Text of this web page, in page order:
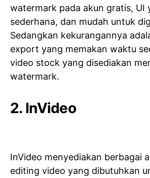
watermark pada akun gratis, UI
sederhana, dan mudah untuk
Sedangkan kekurangannya
export yang memakan waktu
video stock yang disediakan
watermark.
2. InVideo
InVideo menyediakan berbagai
editing video yang dibutuhkan